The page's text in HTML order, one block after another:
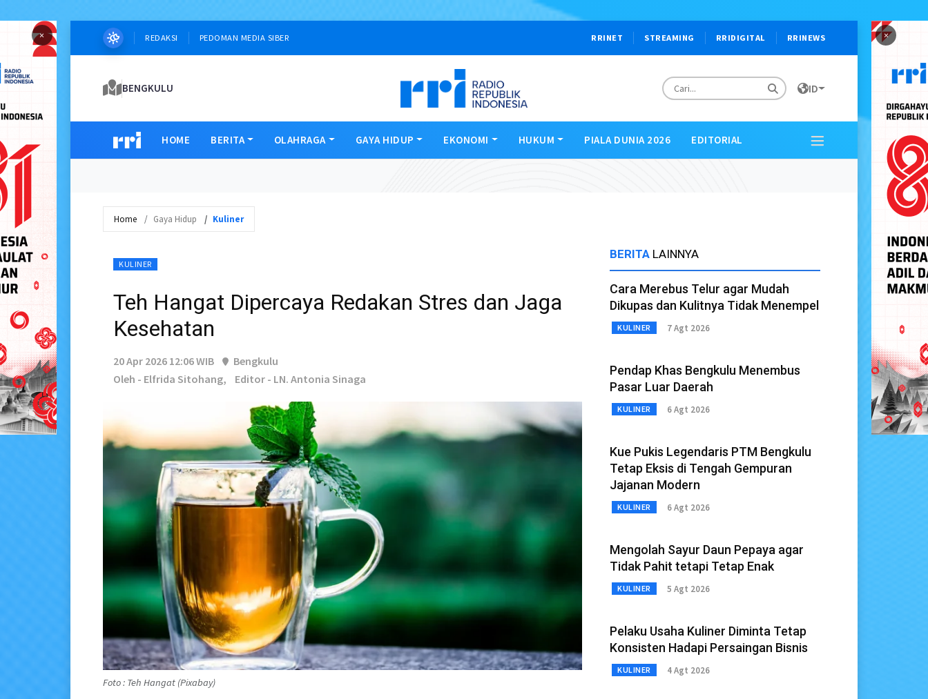
× ×
REDAKSI PEDOMAN MEDIA SIBER RRINET STREAMING RRIDIGITAL RRINEWS
BENGKULU ID
HOME BERITA OLAHRAGA GAYA HIDUP EKONOMI HUKUM PIALA DUNIA 2026 EDITORIAL
Home Gaya Hidup Kuliner
KULINER
Teh Hangat Dipercaya Redakan Stres dan Jaga
Kesehatan
20 Apr 2026 12:06 WIB
Bengkulu
Oleh - Elfrida Sitohang,
Editor - LN. Antonia Sinaga
Foto : Teh Hangat (Pixabay)
BERITA LAINNYA
Cara Merebus Telur agar Mudah
Dikupas dan Kulitnya Tidak Menempel
KULINER 7 Agt 2026
Pendap Khas Bengkulu Menembus
Pasar Luar Daerah
KULINER 6 Agt 2026
Kue Pukis Legendaris PTM Bengkulu
Tetap Eksis di Tengah Gempuran
Jajanan Modern
KULINER 6 Agt 2026
Mengolah Sayur Daun Pepaya agar
Tidak Pahit tetapi Tetap Enak
KULINER 5 Agt 2026
Pelaku Usaha Kuliner Diminta Tetap
Konsisten Hadapi Persaingan Bisnis
KULINER 4 Agt 2026